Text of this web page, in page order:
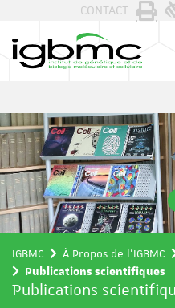
CONTACT
IGBMC À Propos de l'IGBMC
Publications scientifiques
Publications
Panneau de gestion des cookies